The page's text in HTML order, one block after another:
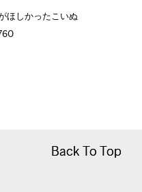
ほしかったこいぬ
Back To Top
Back To Top